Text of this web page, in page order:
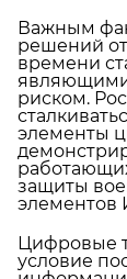
Важным
решений
времени
риском.
элементы
защиты
элементов
Цифровые
условие